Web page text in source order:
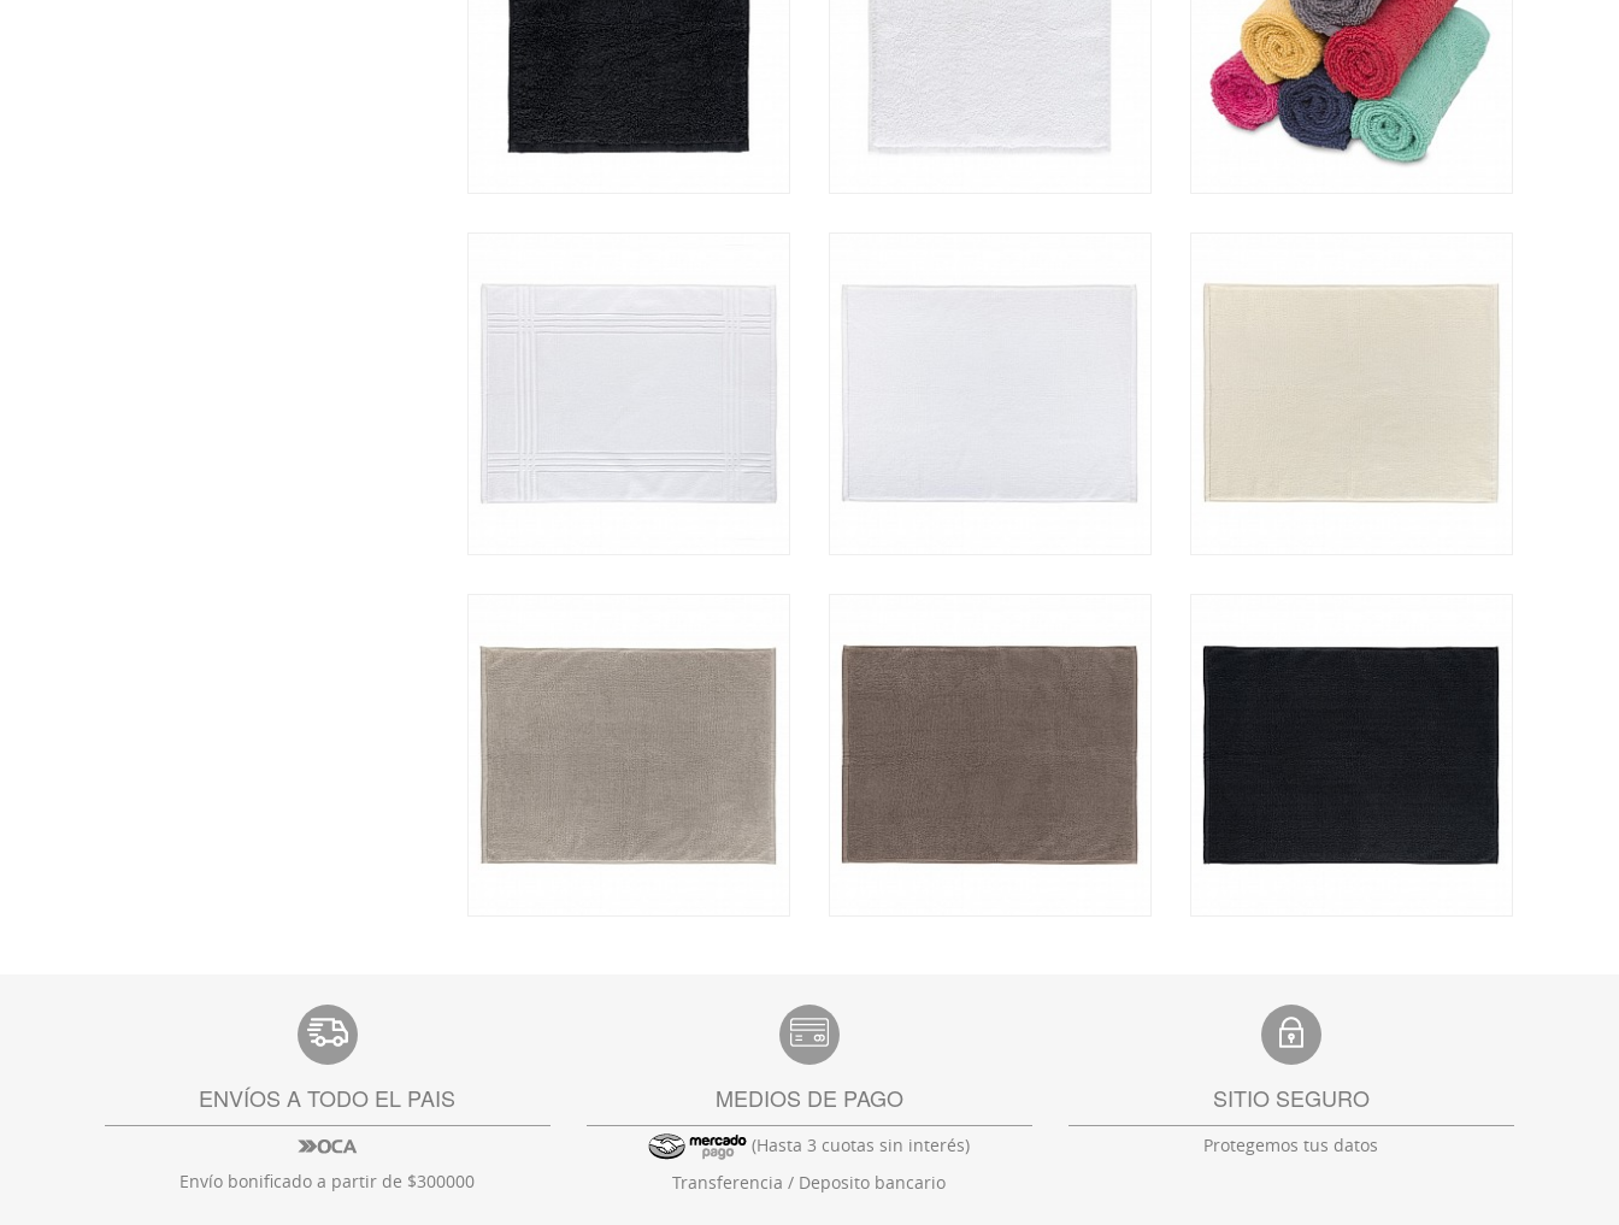
ENVÍOS A TODO EL PAIS
Envío bonificado a partir de $300000
MEDIOS DE PAGO
(Hasta 3 cuotas sin interés)
Transferencia / Deposito bancario
SITIO SEGURO
Protegemos tus datos